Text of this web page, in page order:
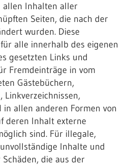
allen Inhalten aller
Seiten, die nach der
wurden. Diese
alle innerhalb des eigenen
gesetzten Links und
Fremdeinträge in vom
Gästebüchern,
Linkverzeichnissen,
in allen anderen Formen von
deren Inhalt externe
sind. Für illegale,
Inhalte und
die aus der